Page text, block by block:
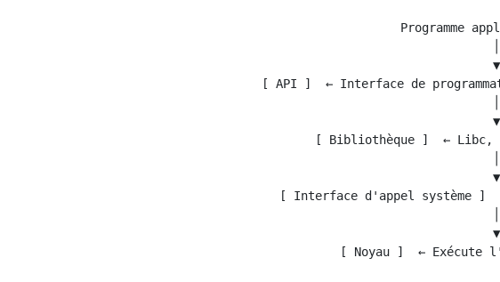
Programme
       ▼
[ API ]  ← Interface de
       ▼
[ Bibliothèque ]  ← Libc,
       ▼
[ Interface d'appel système ]
       ▼
[ Noyau ]  ← Exécute